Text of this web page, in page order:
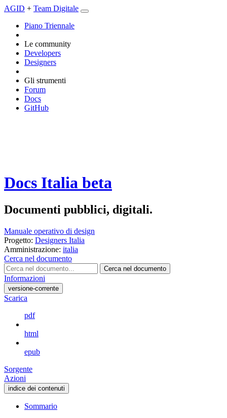
AGID + Team Digitale
Piano Triennale
Le community
Developers
Designers
Gli strumenti
Forum
Docs
GitHub
Docs Italia beta
Documenti pubblici, digitali.
Manuale operativo di design
Progetto: Designers Italia
Amministrazione: italia
Cerca nel documento
Cerca nel documento
Informazioni
versione-corrente
Scarica
pdf
html
epub
Sorgente
Azioni
indice dei contenuti
Sommario